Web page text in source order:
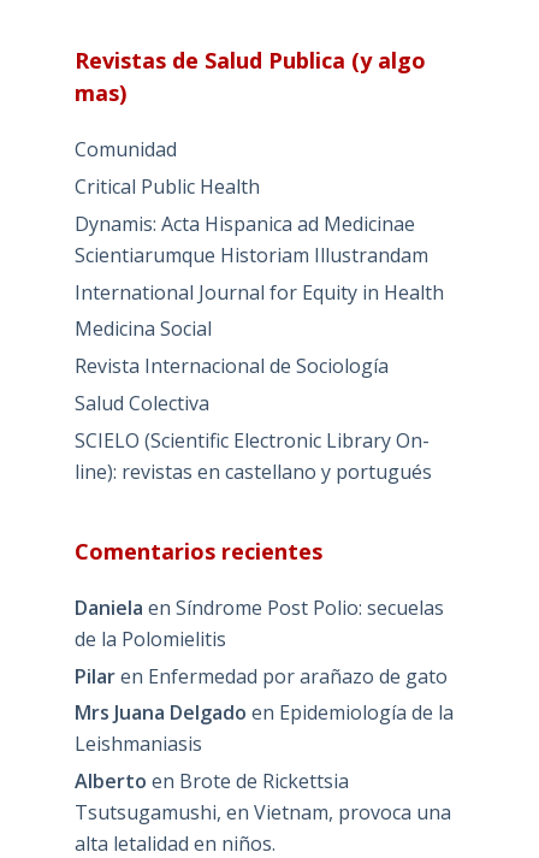
Revistas de Salud Publica (y algo
mas)
Comunidad
Critical Public Health
Dynamis: Acta Hispanica ad Medicinae
Scientiarumque Historiam Illustrandam
International Journal for Equity in Health
Medicina Social
Revista Internacional de Sociología
Salud Colectiva
SCIELO (Scientific Electronic Library On-
line): revistas en castellano y portugués
Comentarios recientes
Daniela en Síndrome Post Polio: secuelas
de la Polomielitis
Pilaren Enfermedad por arañazo de gato
Mrs Juana Delgado en Epidemiología de la
Leishmaniasis
Alberto en Brote de Rickettsia
Tsutsugamushi, en Vietnam, provoca una
alta letalidad en niños.